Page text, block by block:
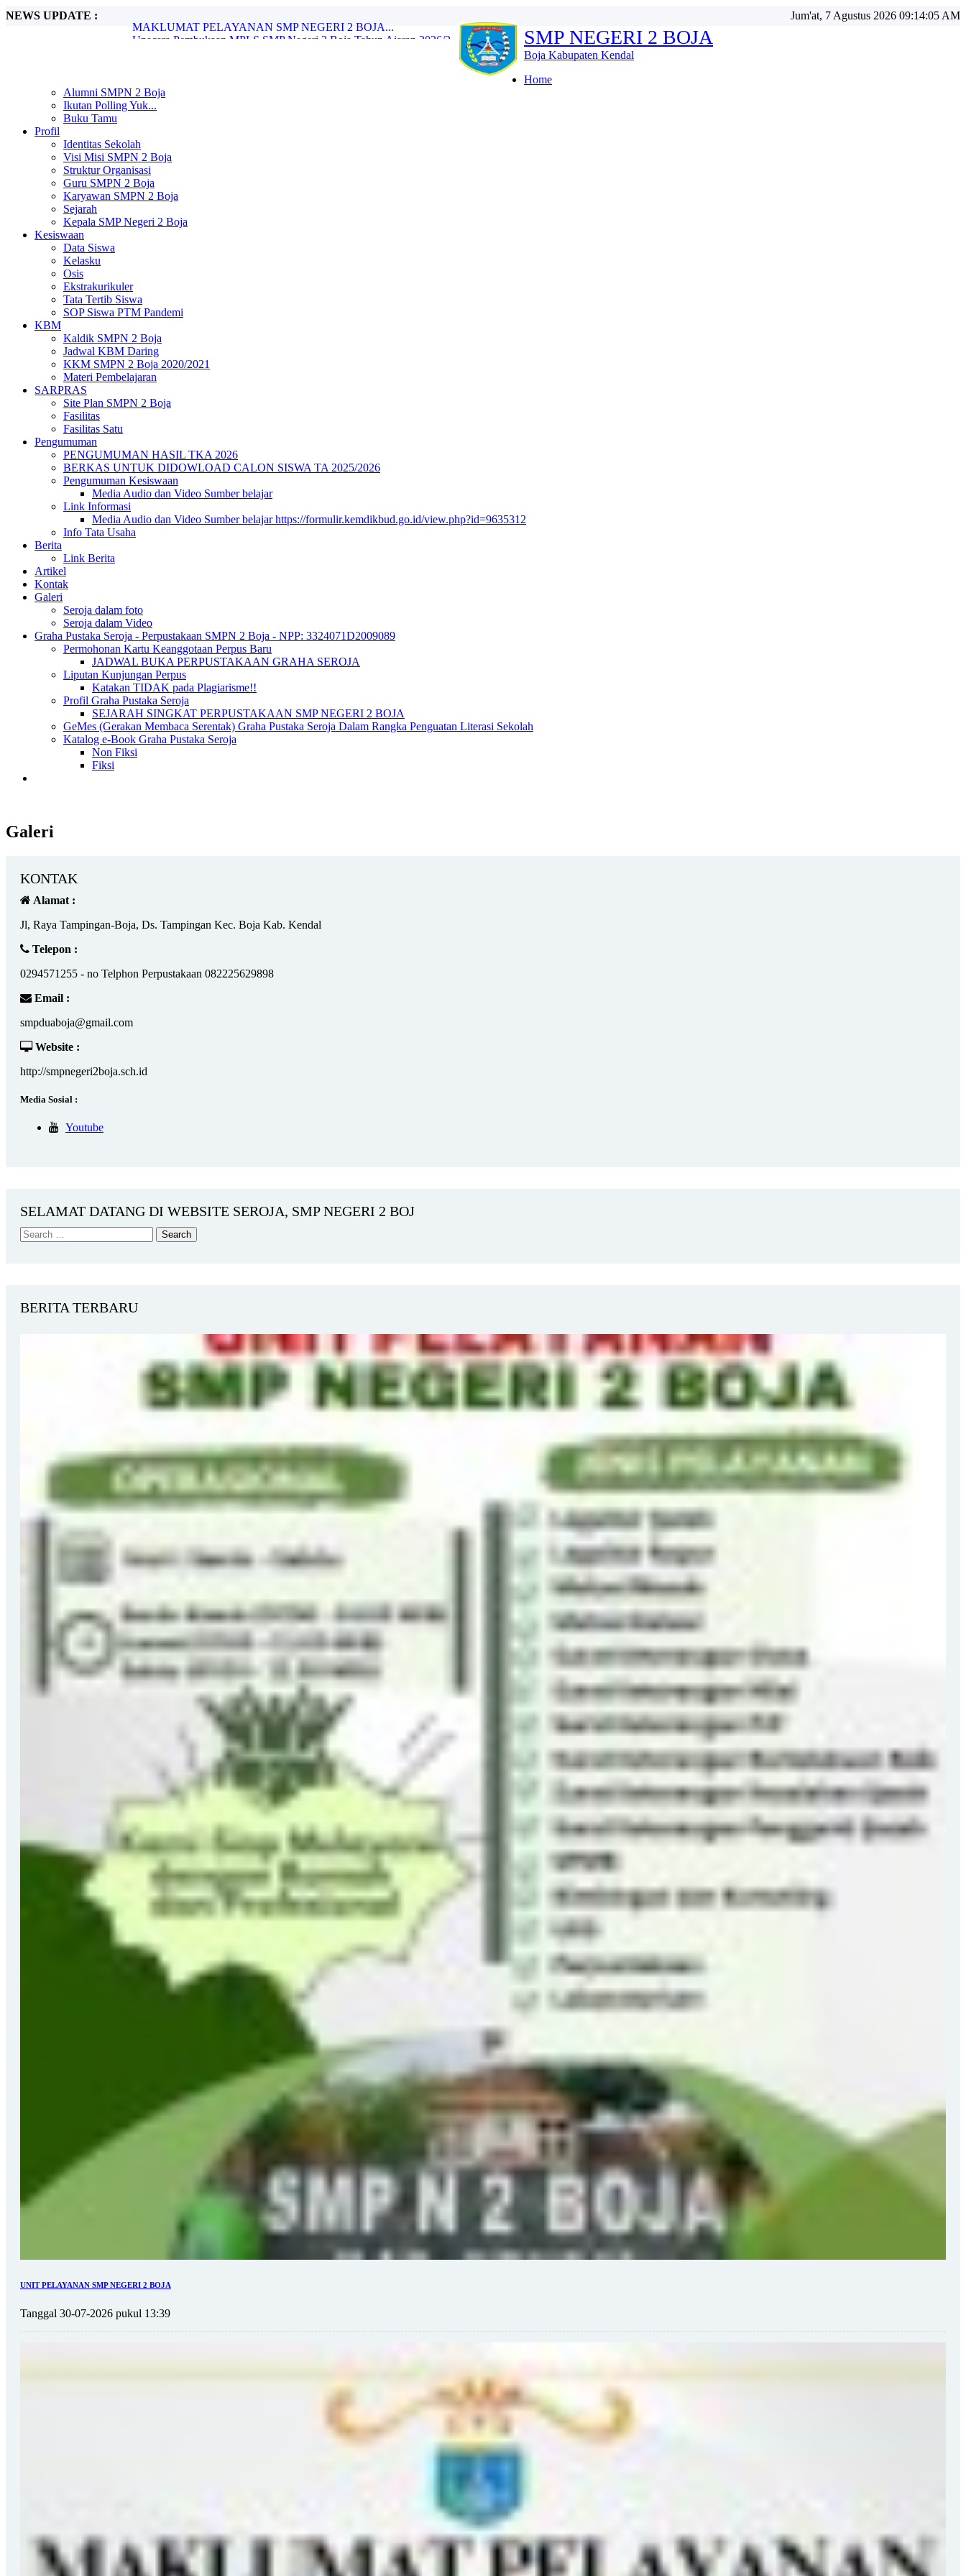
NEWS UPDATE :
Upacara Pembukaan MPLS SMP Negeri 2 Boja Tahun Ajaran 2026/2...
SMP Negeri 2 Boja Umumkan Kelulusan Siswa Kelas IX Tahun Aja...
SMP Negeri 2 Boja Resmi Umumkan Hasil Tes Kompetensi Akademi...
UNIT PELAYANAN SMP NEGERI 2 BOJA...
MAKLUMAT PELAYANAN SMP NEGERI 2 BOJA...
Jum'at, 7 Agustus 2026 09:14:06 AM
SMP NEGERI 2 BOJA
Boja Kabupaten Kendal
Home
Alumni SMPN 2 Boja
Ikutan Polling Yuk...
Buku Tamu
Profil
Identitas Sekolah
Visi Misi SMPN 2 Boja
Struktur Organisasi
Guru SMPN 2 Boja
Karyawan SMPN 2 Boja
Sejarah
Kepala SMP Negeri 2 Boja
Kesiswaan
Data Siswa
Kelasku
Osis
Ekstrakurikuler
Tata Tertib Siswa
SOP Siswa PTM Pandemi
KBM
Kaldik SMPN 2 Boja
Jadwal KBM Daring
KKM SMPN 2 Boja 2020/2021
Materi Pembelajaran
SARPRAS
Site Plan SMPN 2 Boja
Fasilitas
Fasilitas Satu
Pengumuman
PENGUMUMAN HASIL TKA 2026
BERKAS UNTUK DIDOWLOAD CALON SISWA TA 2025/2026
Pengumuman Kesiswaan
Media Audio dan Video Sumber belajar
Link Informasi
Media Audio dan Video Sumber belajar https://formulir.kemdikbud.go.id/view.php?id=9635312
Info Tata Usaha
Berita
Link Berita
Artikel
Kontak
Galeri
Seroja dalam foto
Seroja dalam Video
Graha Pustaka Seroja - Perpustakaan SMPN 2 Boja - NPP: 3324071D2009089
Permohonan Kartu Keanggotaan Perpus Baru
JADWAL BUKA PERPUSTAKAAN GRAHA SEROJA
Liputan Kunjungan Perpus
Katakan TIDAK pada Plagiarisme!!
Profil Graha Pustaka Seroja
SEJARAH SINGKAT PERPUSTAKAAN SMP NEGERI 2 BOJA
GeMes (Gerakan Membaca Serentak) Graha Pustaka Seroja Dalam Rangka Penguatan Literasi Sekolah
Katalog e-Book Graha Pustaka Seroja
Non Fiksi
Fiksi
Galeri
KONTAK
Alamat :
Jl, Raya Tampingan-Boja, Ds. Tampingan Kec. Boja Kab. Kendal
Telepon :
0294571255 - no Telphon Perpustakaan 082225629898
Email :
smpduaboja@gmail.com
Website :
http://smpnegeri2boja.sch.id
Media Sosial :
Youtube
SELAMAT DATANG DI WEBSITE SEROJA, SMP NEGERI 2 BOJ
BERITA TERBARU
UNIT PELAYANAN SMP NEGERI 2 BOJA
Tanggal 30-07-2026 pukul 13:39